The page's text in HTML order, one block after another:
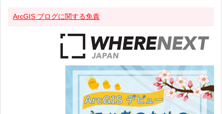
ArcGIS ブログに関する免責